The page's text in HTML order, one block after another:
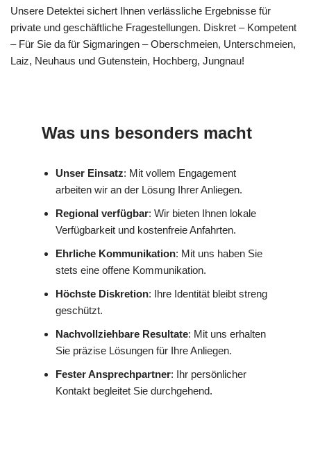
Unsere Detektei sichert Ihnen verlässliche Ergebnisse für
private und geschäftliche Fragestellungen. Diskret – Kompetent
– Für Sie da für Sigmaringen – Oberschmeien, Unterschmeien,
Laiz, Neuhaus und Gutenstein, Hochberg, Jungnau!
Was uns besonders macht
Unser Einsatz: Mit vollem Engagement
arbeiten wir an der Lösung Ihrer Anliegen.
Regional verfügbar: Wir bieten Ihnen lokale
Verfügbarkeit und kostenfreie Anfahrten.
Ehrliche Kommunikation: Mit uns haben Sie
stets eine offene Kommunikation.
Höchste Diskretion: Ihre Identität bleibt streng
geschützt.
Nachvollziehbare Resultate: Mit uns erhalten
Sie präzise Lösungen für Ihre Anliegen.
Fester Ansprechpartner: Ihr persönlicher
Kontakt begleitet Sie durchgehend.